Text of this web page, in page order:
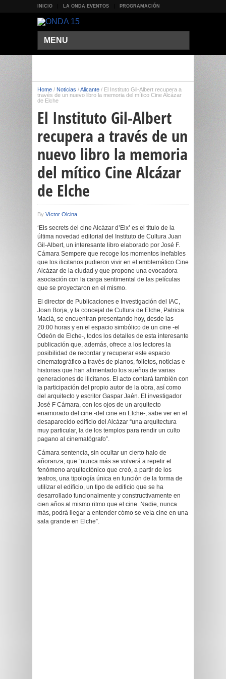
INICIO LA ONDA EVENTOS PROGRAMACIÓN
MENU
Home / Noticias /Alicante / El Instituto Gil-Albert recupera a
través de un nuevo libro la memoria del mítico Cine Alcázar
de Elche
El Instituto Gil-Albert
recupera a través de un
nuevo libro la memoria
del mítico Cine Alcázar
de Elche
By Víctor Olcina
‘Els secrets del cine Alcázar d’Elx’ es el título de la
última novedad editorial del Instituto de Cultura Juan
Gil-Albert, un interesante libro elaborado por José F.
Cámara Sempere que recoge los momentos inefables
que los ilicitanos pudieron vivir en el emblemático Cine
Alcázar de la ciudad y que propone una evocadora
asociación con la carga sentimental de las películas
que se proyectaron en el mismo.
El director de Publicaciones e Investigación del IAC,
Joan Borja, y la concejal de Cultura de Elche, Patricia
Maciá, se encuentran presentando hoy, desde las
20:00 horas y en el espacio simbólico de un cine -el
Odeón de Elche-, todos los detalles de esta interesante
publicación que, además, ofrece a los lectores la
posibilidad de recordar y recuperar este espacio
cinematográfico a través de planos, folletos, noticias e
historias que han alimentado los sueños de varias
generaciones de ilicitanos. El acto contará también con
la participación del propio autor de la obra, así como
del arquitecto y escritor Gaspar Jaén. El investigador
José F Cámara, con los ojos de un arquitecto
enamorado del cine -del cine en Elche-, sabe ver en el
desaparecido edificio del Alcázar “una arquitectura
muy particular, la de los templos para rendir un culto
pagano al cinematógrafo”.
Cámara sentencia, sin ocultar un cierto halo de
añoranza, que “nunca más se volverá a repetir el
fenómeno arquitectónico que creó, a partir de los
teatros, una tipología única en función de la forma de
utilizar el edificio, un tipo de edificio que se ha
desarrollado funcionalmente y constructivamente en
cien años al mismo ritmo que el cine. Nadie, nunca
más, podrá llegar a entender cómo se veía cine en una
sala grande en Elche”.